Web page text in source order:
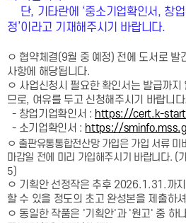
단, 기타란에 ‘중소기업확인서, 창업
정’이라고 기재해주시기 바랍니다.
ㅇ 협약체결(9월 중 예정) 전에 도서로 발
사항에 해당됩니다.
ㅇ 사업신청시 필요한 확인서는 발급까
므로, 여유를 두고 신청해주시기 바랍니
- 창업기업확인서 : https://cert.k-
- 소기업확인서 : https://
ㅇ 출판유통통합전산망 가입은 가입 서류 미
마감일 전에 미리 가입해주시기 바랍니다.
5)
ㅇ 기획안 선정작은 추후 2026.1.31.까
할 수 있을 정도의 초고 완성본을 제출하
ㅇ 동일한 작품은 '기획안'과 '원고' 중 하